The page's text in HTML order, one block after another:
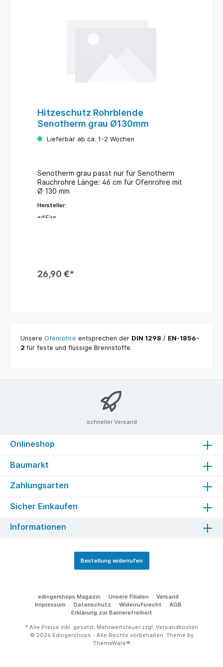
Hitzeschutz Rohrblende
Senotherm grau Ø130mm
Lieferbar ab ca. 1-2 Wochen
Senotherm grau passt nur für Senotherm
Rauchrohre Länge: 46 cm für Ofenrohre mit
Ø 130 mm
Hersteller:
ediFire
26,90 €*
Unsere Ofenrohre entsprechen der DIN 1298 / EN-1856-
2 für feste und flüssige Brennstoffe.
schneller Versand
Onlineshop
Baumarkt
Zahlungsarten
Sicher Einkaufen
Informationen
Bestellung widerrufen
edingershops Magazin Unsere Filialen
Versand
Impressum
Datenschutz Widerrufsrecht
AGB
Erklärung zur Barrierefreiheit
* Alle Preise inkl. gesetzl. Mehrwertsteuer zzgl. Versandkosten
© 2026 Edingershops - Alle Rechte vorbehalten. Theme by
ThemeWare®